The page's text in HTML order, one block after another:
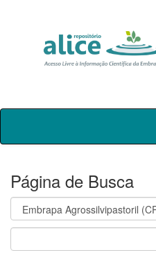
Skip
Página de Busca